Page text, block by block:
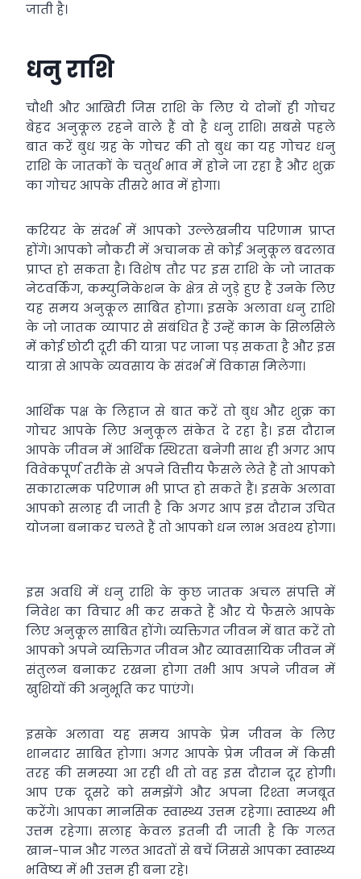
जाती है।
धनु राशि
चौथी और आखिरी जिस राशि के लिए ये दोनों ही गोचर
बेहद अनुकूल रहने वाले हैं वो है धनु राशि। सबसे पहले
बात करें बुध ग्रह के गोचर की तो बुध का यह गोचर धनु
राशि के जातकों के चतुर्थ भाव में होने जा रहा है और शुक्र
का गोचर आपके तीसरे भाव में होगा।
करियर के संदर्भ में आपको उल्लेखनीय परिणाम प्राप्त
होंगे। आपको नौकरी में अचानक से कोई अनुकूल बदलाव
प्राप्त हो सकता है। विशेष तौर पर इस राशि के जो जातक
नेटवर्किंग, कम्युनिकेशन के क्षेत्र से जुड़े हुए हैं उनके लिए
यह समय अनुकूल साबित होगा। इसके अलावा धनु राशि
के जो जातक व्यापार से संबंधित हैं उन्हें काम के सिलसिले
में कोई छोटी दूरी की यात्रा पर जाना पड़ सकता है और इस
यात्रा से आपके व्यवसाय के संदर्भ में विकास मिलेगा।
आर्थिक पक्ष के लिहाज से बात करें तो बुध और शुक्र का
गोचर आपके लिए अनुकूल संकेत दे रहा है। इस दौरान
आपके जीवन में आर्थिक स्थिरता बनेगी साथ ही अगर आप
विवेकपूर्ण तरीके से अपने वित्तीय फैसले लेते हैं तो आपको
सकारात्मक परिणाम भी प्राप्त हो सकते हैं। इसके अलावा
आपको सलाह दी जाती है कि अगर आप इस दौरान उचित
योजना बनाकर चलते हैं तो आपको धन लाभ अवश्य होगा।
इस अवधि में धनु राशि के कुछ जातक अचल संपत्ति में
निवेश का विचार भी कर सकते हैं और ये फैसले आपके
लिए अनुकूल साबित होंगे। व्यक्तिगत जीवन में बात करें तो
आपको अपने व्यक्तिगत जीवन और व्यावसायिक जीवन में
संतुलन बनाकर रखना होगा तभी आप अपने जीवन में
खुशियों की अनुभूति कर पाएंगे।
इसके अलावा यह समय आपके प्रेम जीवन के लिए
शानदार साबित होगा। अगर आपके प्रेम जीवन में किसी
तरह की समस्या आ रही थी तो वह इस दौरान दूर होगी।
आप एक दूसरे को समझेंगे और अपना रिश्ता मजबूत
करेंगे। आपका मानसिक स्वास्थ्य उत्तम रहेगा। स्वास्थ्य भी
उत्तम रहेगा। सलाह केवल इतनी दी जाती है कि गलत
खान-पान और गलत आदतों से बचें जिससे आपका स्वास्थ्य
भविष्य में भी उत्तम ही बना रहे।